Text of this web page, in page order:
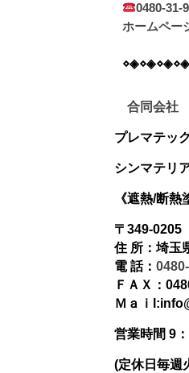
0480-31-
ホームペー
合同会社
プレマテッ
シンマテリ
《遮熱/断熱
〒349-0205
住 所：埼玉
電 話：
ＦＡＸ：
Ｍａｉ
営業時間 9
(定休日毎週